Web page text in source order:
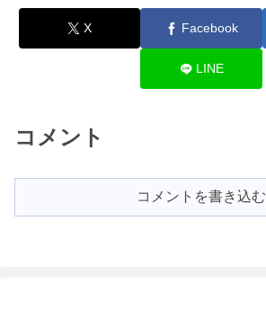
X Facebook
LINE
コメント
コメントを書き込む